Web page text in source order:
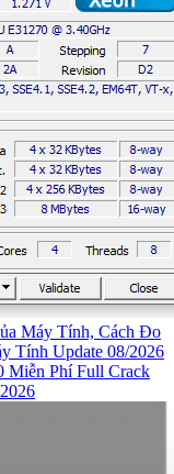
Máy Tính, Cách Đo
Tính Update 08/2026
Miễn Phí Full Crack